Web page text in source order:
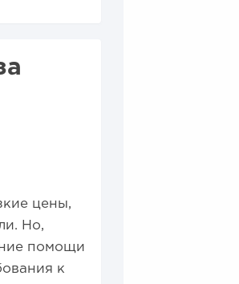
цены,
Но,
помощи
к